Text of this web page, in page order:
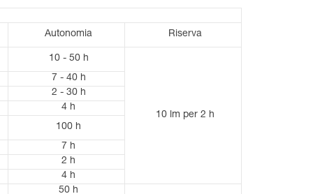
Autonomia Riserva
10 - 50 h
10 lm per 2 h
7 - 40 h
2 - 30 h
4 h
100 h
7 h
2 h
4 h
50 h